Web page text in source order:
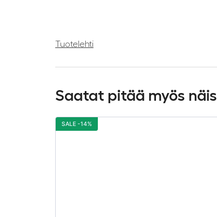
Tuotelehti
Saatat pitää myös
SALE -14%